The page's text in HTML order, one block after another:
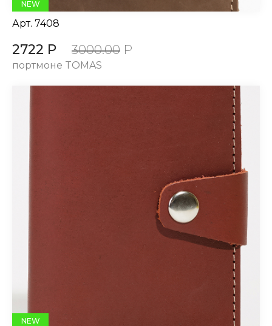
NEW
Арт. 7408
2722 Р 3000.00 Р
портмоне TOMAS
NEW